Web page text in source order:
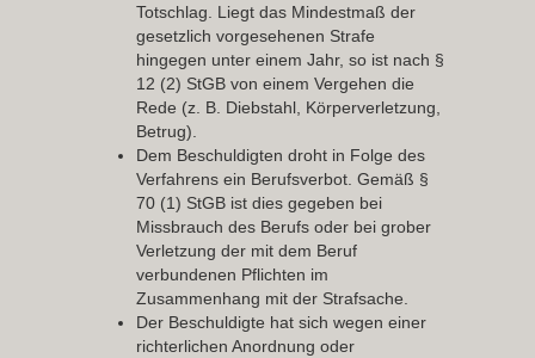
Totschlag. Liegt das Mindestmaß der
gesetzlich vorgesehenen Strafe
hingegen unter einem Jahr, so ist nach §
12 (2) StGB von einem Vergehen die
Rede (z. B. Diebstahl, Körperverletzung,
Betrug).
Dem Beschuldigten droht in Folge des
Verfahrens ein Berufsverbot . Gemäß §
70 (1) StGB ist dies gegeben bei
Missbrauch des Berufs oder bei grober
Verletzung der mit dem Beruf
verbundenen Pflichten im
Zusammenhang mit der Strafsache.
Der Beschuldigte hat sich wegen einer
richterlichen Anordnung oder